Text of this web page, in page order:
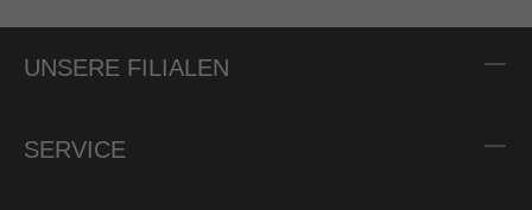
UNSERE FILIALEN
SERVICE